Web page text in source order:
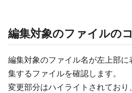
編集対象のファイルの
編集対象のファイル名が左上部
集するファイルを確認します。
変更部分はハイライトされてお